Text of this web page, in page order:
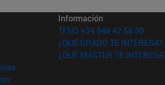
nueva ventana)
ventana)
en nueva ventana)
(abre en nueva ventana)
(abre en nueva ventana)
Información
TFNO +34 948 42 56 00
¿QUÉ GRADO TE INTERESA?
¿QUÉ MÁSTER TE